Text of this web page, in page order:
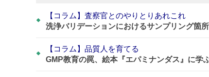
【コラム】査察官とのやりとりあれこれ
洗浄バリデーションにおけるサンプリング箇
【コラム】品質人を育てる
GMP教育の罠、絵本『エパミナンダス』に学